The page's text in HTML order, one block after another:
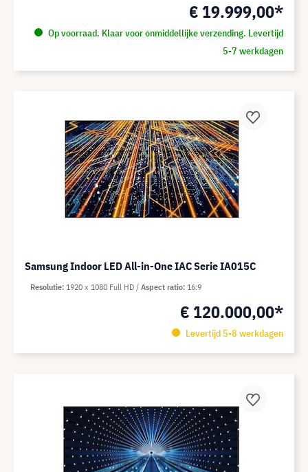
€ 19.999,00*
Op voorraad. Klaar voor onmiddellijke verzending. Levertijd
5-7 werkdagen
Samsung Indoor LED All-in-One IAC Serie IA015C
€ 120.000,00*
Levertijd 5-8 werkdagen
Resolutie 1920 x 1080 Full HD Aspect ratio 16:9